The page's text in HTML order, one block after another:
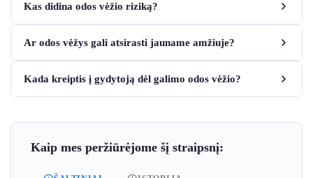
Kas didina odos vėžio riziką?
Ar odos vėžys gali atsirasti jauname amžiuje?
Kada kreiptis į gydytoją dėl galimo odos vėžio?
Kaip mes peržiūrėjome šį straipsnį: